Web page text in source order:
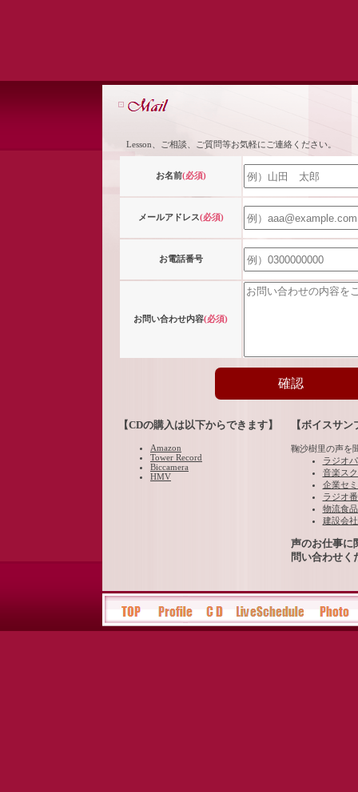
Lesson、ご相談、ご質問等お気軽にご連絡ください。
お名前(必須)
メールアドレス(必須)
お電話番号
お問い合わせ内容(必須)
確認
【CDの購入は以下からできます】
Amazon
Tower Record
Biccamera
HMV
【ボイスサン
鞠沙樹里の声を
ラジオ
音楽ス
企業セ
ラジオ
物流食
建設会
声のお仕事に
問い合わせく